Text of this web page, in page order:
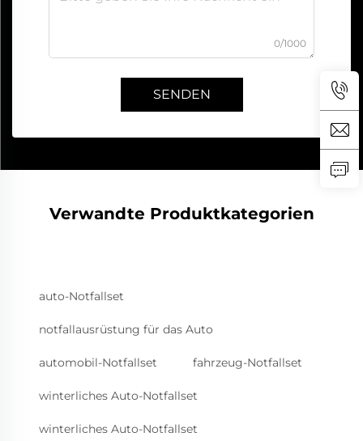
0/1000
SENDEN
Verwandte Produktkategorien
auto-Notfallset
notfallausrüstung für das Auto
automobil-Notfallset fahrzeug-Notfallset
winterliches Auto-Notfallset
winterliches Auto-Notfallset